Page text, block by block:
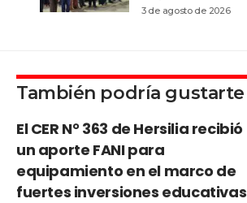
3 de agosto de 2026
También podría gustarte
El CER N° 363 de Hersilia recibió
un aporte FANI para
equipamiento en el marco de
fuertes inversiones educativas